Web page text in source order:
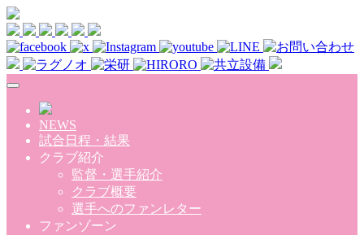
Skip to main content
NEWS
試合日程・結果
クラブ紹介
監督・選手紹介
クラブ概要
選手へのファンレター
ファンゾーン